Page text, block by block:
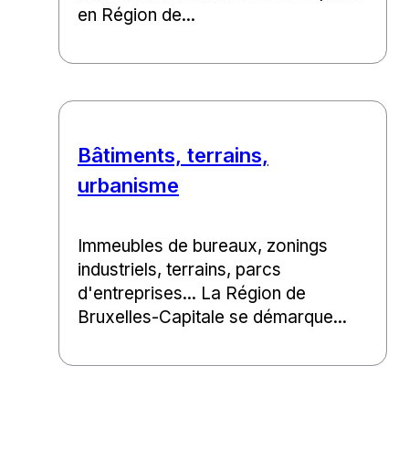
en Région de...
Bâtiments, terrains,
urbanisme
Immeubles de bureaux, zonings
industriels, terrains, parcs
d'entreprises... La Région de
Bruxelles-Capitale se démarque...